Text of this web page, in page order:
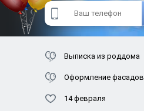
Выписка из роддома
Оформление фасадов
14 февраля